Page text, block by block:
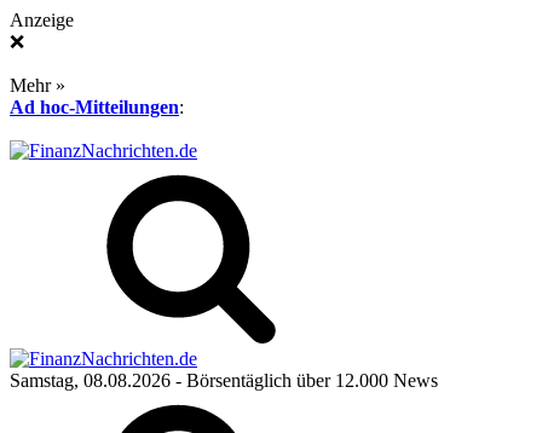
Anzeige
❌
Mehr »
Ad hoc-Mitteilungen:
Samstag, 08.08.2026 - Börsentäglich über 12.000 News